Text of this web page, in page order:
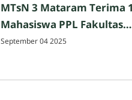
MTsN 3 Mataram Terima
Mahasiswa PPL Fakultas
Tarbiyah dan Keguruan
September 04 2025